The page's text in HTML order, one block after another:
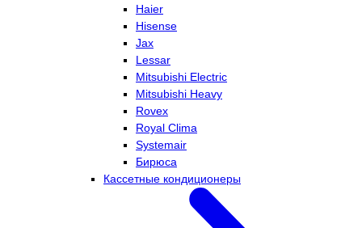
Haier
Hisense
Jax
Lessar
Mitsubishi Electric
Mitsubishi Heavy
Rovex
Royal Clima
Systemair
Бирюса
Кассетные кондиционеры